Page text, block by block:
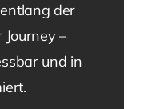
der
–
und in